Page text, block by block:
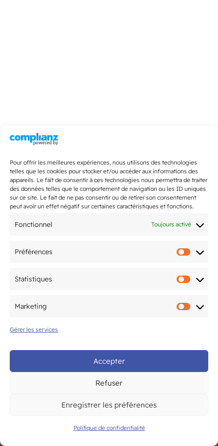
Pour offrir les meilleures expériences, nous utilisons des technologies
telles que les cookies pour stocker et/ou accéder aux informations des
appareils. Le fait de consentir à ces technologies nous permettra de traiter
des données telles que le comportement de navigation ou les ID uniques
sur ce site. Le fait de ne pas consentir ou de retirer son consentement
peut avoir un effet négatif sur certaines caractéristiques et fonctions.
Fonctionnel Toujours activé
Préférences
Statistiques
Marketing
Gérer les services
Accepter
Refuser
Enregistrer les préférences
Politique de confidentialité